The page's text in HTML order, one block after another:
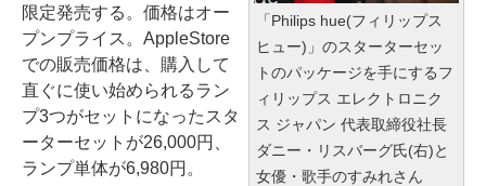
「Philips hue(フィリップス
ヒュー)」のスターターセッ
トのパッケージを手にするフ
ィリップス エレクトロニク
ス ジャパン 代表取締役社長
ダニー・リスバーグ氏(右)と
女優・歌手のすみれさん
限定発売する。価格はオー
プンプライス。AppleStore
での販売価格は、購入して
直ぐに使い始められるラン
プ3つがセットになったスタ
ーターセットが26,000円、
ランプ単体が6,980円。